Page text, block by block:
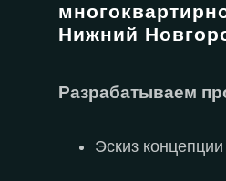
Нижний
Разрабатываем
Эскиз концепции